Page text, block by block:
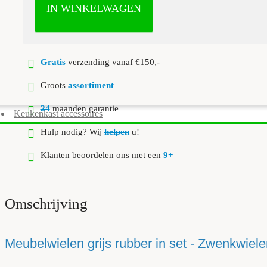
Keukenkast accessoires
IN WINKELWAGEN
Gratisverzending vanaf €150,-
Grootsassortiment
24maanden garantie
Hulp nodig? Wijhelpenu!
Klanten beoordelen ons met een9+
Omschrijving
Meubelwielen grijs rubber in set -